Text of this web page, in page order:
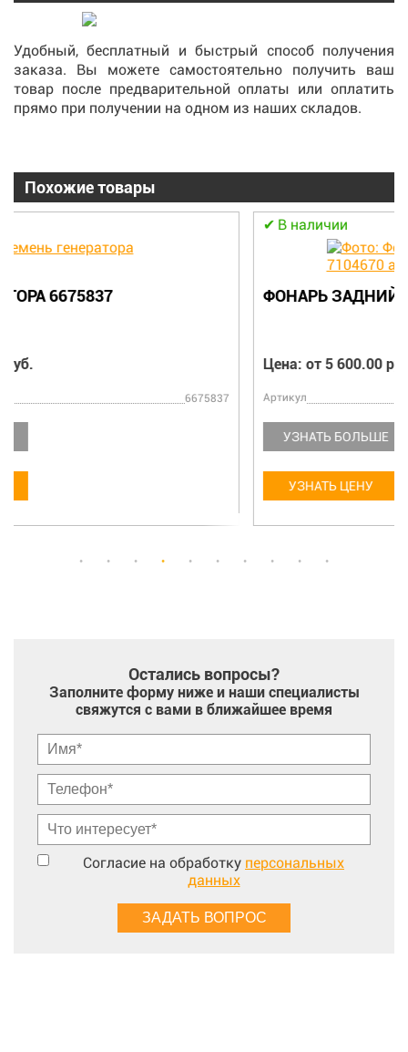
Удобный, бесплатный и быстрый способ получения
заказа. Вы можете самостоятельно получить ваш
товар после предварительной оплаты или оплатить
прямо при получении на одном из наших складов.
Похожие товары
ФОНАРЬ ЗАДНИЙ ПРАВЫЙ 7104670 АНАЛОГ
Цена: от 5 600.00 руб.
Остались вопросы?
Заполните форму ниже и наши специалисты
свяжутся с вами в ближайшее время
Согласие на обработку персональных
данных